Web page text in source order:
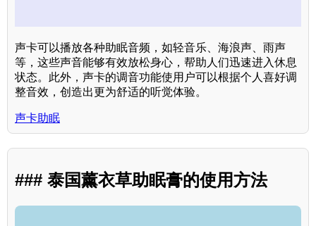
声卡可以播放各种助眠音频，如轻音乐、海浪声、雨声
等，这些声音能够有效放松身心，帮助人们迅速进入休息
状态。此外，声卡的调音功能使用户可以根据个人喜好调
整音效，创造出更为舒适的听觉体验。
声卡助眠
### 泰国薰衣草助眠膏的使用方法